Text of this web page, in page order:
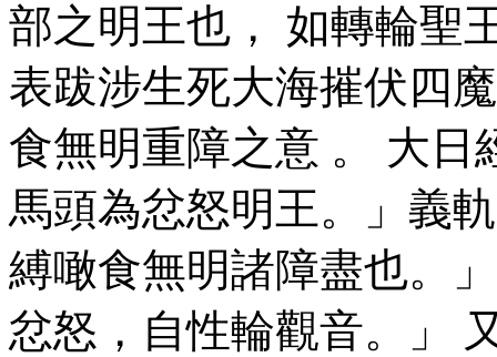
部之明王也， 如轉輪聖
表跋涉生死大海摧伏四
食無明重障之意 。 大日
馬頭為忿怒明王。」義
縛噉食無明諸障盡也。
忿怒，自性輪觀音。」